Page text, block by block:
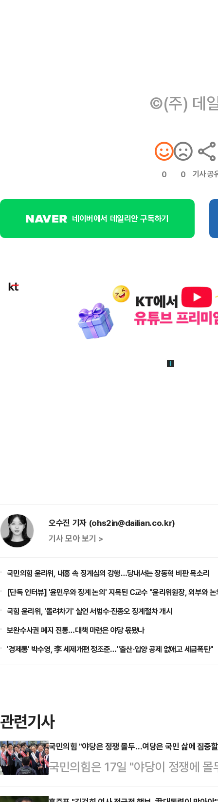
©(주) 데
0 0 기사 공
네이버에서 데일리안 구독하기
오수진 기자 (ohs2in@dailian.co.kr)
기사 모아 보기 >
국민의힘 윤리위, 내홍 속 징계심의 강행…당내서는 장동혁 비판 목소리
[단독 인터뷰] '윤민우와 징계 논의' 지목된 C교수 "윤리위원장, 외부와
국힘 윤리위, '돌려차기' 실언 서범수·진종오 징계절차 개시
보완수사권 폐지 진통…대책 마련은 야당 몫됐나
'경제통' 박수영, 李 세제개편 정조준…"출산·입양 공제 없애고 세금폭탄"
관련기사
국민의힘 "야당은 정쟁 몰두…여당은 국민 삶에 집중
국민의힘은 17일 "야당이 정쟁에
국민의 삶에 집중하겠다"고 강조했